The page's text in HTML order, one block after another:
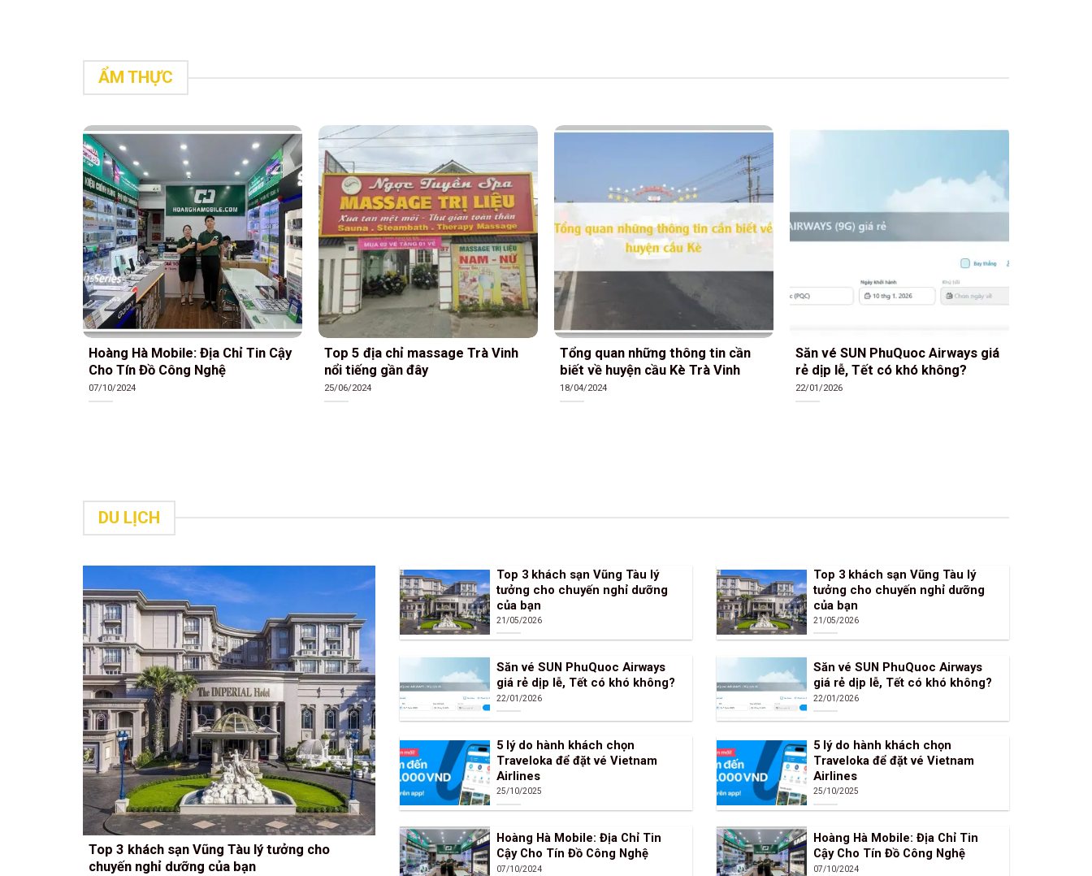
ẨM THỰC
Hoàng Hà Mobile: Địa Chỉ Tin Cậy
Cho Tín Đồ Công Nghệ
07/10/2024
Top 5 địa chỉ massage Trà Vinh
nổi tiếng gần đây
25/06/2024
Tổng quan những thông tin cần
biết về huyện cầu Kè Trà Vinh
18/04/2024
Săn vé SUN PhuQuoc Airways giá
rẻ dịp lễ, Tết có khó không?
22/01/2026
DU LỊCH
Top 3 khách sạn Vũng Tàu lý tưởng cho
chuyến nghỉ dưỡng của bạn
Top 3 khách sạn Vũng Tàu lý
tưởng cho chuyến nghỉ dưỡng
của bạn
21/05/2026
Săn vé SUN PhuQuoc Airways
giá rẻ dịp lễ, Tết có khó không?
22/01/2026
5 lý do hành khách chọn
Traveloka để đặt vé Vietnam
Airlines
25/10/2025
Hoàng Hà Mobile: Địa Chỉ Tin
Cậy Cho Tín Đồ Công Nghệ
07/10/2024
Top 3 khách sạn Vũng Tàu lý
tưởng cho chuyến nghỉ dưỡng
của bạn
21/05/2026
Săn vé SUN PhuQuoc Airways
giá rẻ dịp lễ, Tết có khó không?
22/01/2026
5 lý do hành khách chọn
Traveloka để đặt vé Vietnam
Airlines
25/10/2025
Hoàng Hà Mobile: Địa Chỉ Tin
Cậy Cho Tín Đồ Công Nghệ
07/10/2024